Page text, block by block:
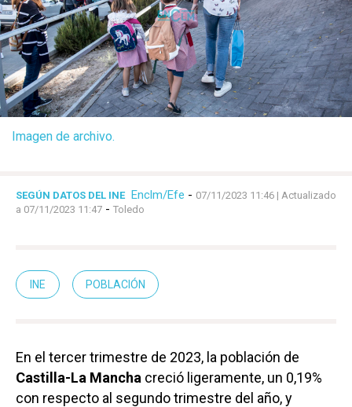
Imagen de archivo.
SEGÚN DATOS DEL INE Enclm/Efe - 07/11/2023 11:46 | Actualizado
a 07/11/2023 11:47 - Toledo
INE POBLACIÓN
En el tercer trimestre de 2023, la población de
Castilla-La Mancha creció ligeramente, un 0,19%
con respecto al segundo trimestre del año, y